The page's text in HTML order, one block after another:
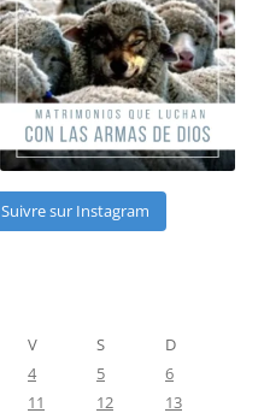
Suivre sur Instagram
V S
D
4 5
6
11 12
13